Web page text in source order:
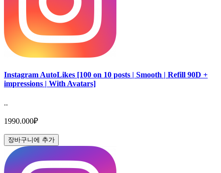
Instagram AutoLikes [100 on 10 posts | Smooth | Refill 90D +
impressions | With Avatars]
..
1990.000₽
장바구니에 추가